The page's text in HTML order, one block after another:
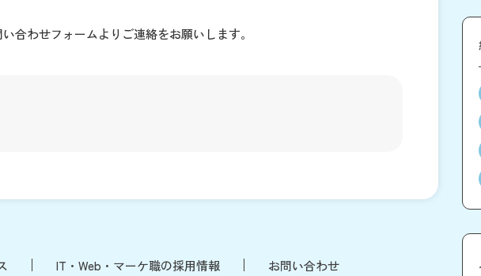
合わせフォームよりご連絡をお願いします。
IT・Web・マーケ職の採用情報 お問い合わせ